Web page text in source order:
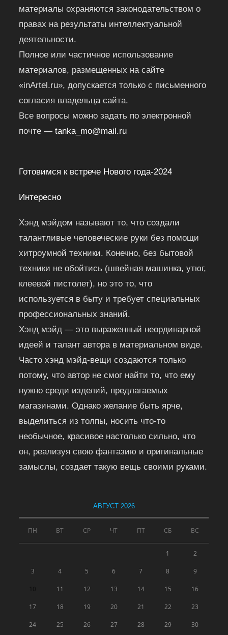
материалы охраняются законодательством о
правах на результаты интеллектуальной
деятельности.
Полное или частичное использование
материалов, размещенных на сайте
«inArtel.ru», допускается только с письменного
согласия владельца сайта.
Все вопросы можно задать по электронной
почте —tanka_mo@mail.ru
Готовимся к встрече Нового года-2024
Интересно
Хэнд мэйдом называют то, что создали
талантливые человеческие руки без помощи
хитроумной техники. Конечно, без бытовой
техники не обойтись (швейная машинка, утюг,
клеевой пистолет), но это то, что
используется в быту и требует специальных
профессиональных знаний.
Хэнд мэйд — это выраженный неординарной
идеей и талант автора в материальном виде.
Часто хэнд мэйд-вещи создаются только
потому, что автор не смог найти то, что ему
нужно среди изделий, предлагаемых
магазинами. Однако желание быть ярче,
выделиться из толпы, носить что-то
необычное, красивое настолько сильно, что
он, реализуя свою фантазию и оригинальные
замыслы, создает такую вещь своими руками.
АВГУСТ 2026
ПН ВТ СР ЧТ ПТ СБ ВС
1 2
3 4 5 6 7 8 9
11 12 13 14 15 16
17 18 19 20 21 22 23
24 25 26 27 28 29 30